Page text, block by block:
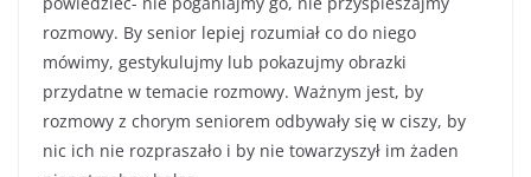
rozmowy. By senior lepiej rozumiał co do niego
mówimy, gestykulujmy lub pokazujmy obrazki
przydatne w temacie rozmowy. Ważnym jest, by
rozmowy z chorym seniorem odbywały się w ciszy, by
nic ich nie rozpraszało i by nie towarzyszył im żaden